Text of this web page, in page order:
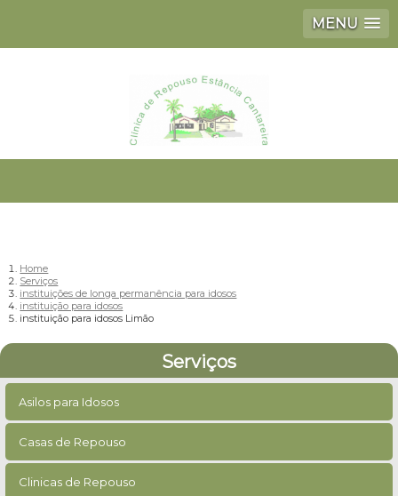
MENU
Home
Serviços
instituições de longa permanência para idosos
instituição para idosos
instituição para idosos Limão
Serviços
Asilos para Idosos
Casas de Repouso
Clinicas de Repouso